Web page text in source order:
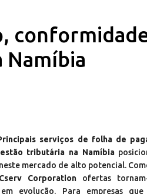
Namíbia
serviços de folha de
tributária na Namíbia
mercado de alto potencial.
Cserv Corporation ofertas
evolução. Para empresas que